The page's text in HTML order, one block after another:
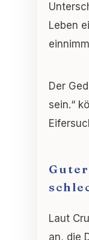
Leben
Der
sein.“
Laut
an, die